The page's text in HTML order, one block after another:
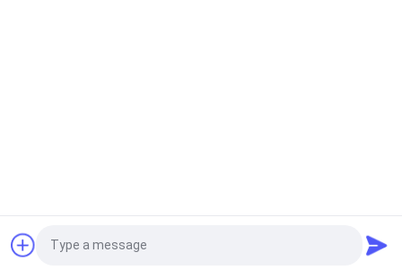
Rmist (Tianjin) Medical Device Co., Ltd.. All Rights